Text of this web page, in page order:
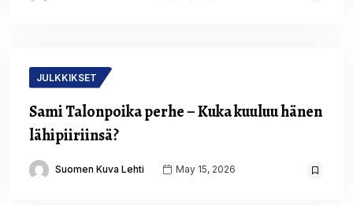
JULKKIKSET
Sami Talonpoika perhe – Kuka kuuluu hänen
lähipiiriinsä?
Suomen Kuva Lehti May 15, 2026